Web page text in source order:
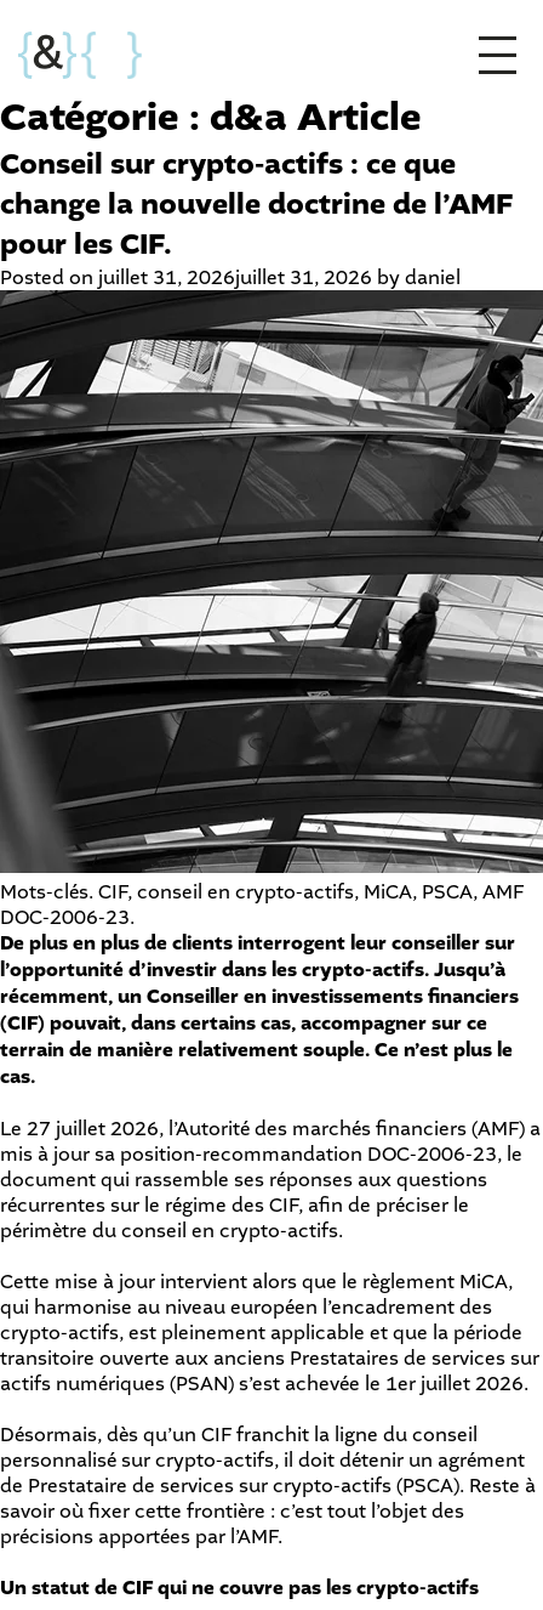
Catégorie : d&a Article
Conseil sur crypto-actifs : ce que
change la nouvelle doctrine de l’AMF
pour les CIF.
Posted on juillet 31, 2026juillet 31, 2026 bydaniel
Mots-clés. CIF, conseil en crypto-actifs, MiCA, PSCA, AMF
DOC-2006-23.
De plus en plus de clients interrogent leur conseiller sur
l’opportunité d’investir dans les crypto-actifs. Jusqu’à
récemment, un Conseiller en investissements financiers
(CIF) pouvait, dans certains cas, accompagner sur ce
terrain de manière relativement souple. Ce n’est plus le
cas.
Le 27 juillet 2026, l’Autorité des marchés financiers (AMF) a
mis à jour sa position-recommandation DOC-2006-23, le
document qui rassemble ses réponses aux questions
récurrentes sur le régime des CIF, afin de préciser le
périmètre du conseil en crypto-actifs.
Cette mise à jour intervient alors que le règlement MiCA,
qui harmonise au niveau européen l’encadrement des
crypto-actifs, est pleinement applicable et que la période
transitoire ouverte aux anciens Prestataires de services sur
actifs numériques (PSAN) s’est achevée le 1er juillet 2026.
Désormais, dès qu’un CIF franchit la ligne du conseil
personnalisé sur crypto-actifs, il doit détenir un agrément
de Prestataire de services sur crypto-actifs (PSCA). Reste à
savoir où fixer cette frontière : c’est tout l’objet des
précisions apportées par l’AMF.
Un statut de CIF qui ne couvre pas les crypto-actifs